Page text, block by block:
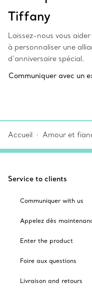
Tiffany
Laissez-nous vous
à personnaliser une
d’anniversaire spécial.
Communiquer avec un
Accueil Amour et
Service to clients
Communiquer with us
Appelez dès
Enter the product
Foire aux questions
Livraison and retours